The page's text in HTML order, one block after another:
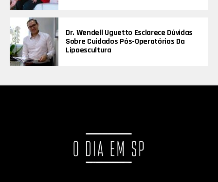
Dr. Wendell Uguetto Esclarece Dúvidas
Sobre Cuidados Pós-Operatórios Da
Lipoescultura